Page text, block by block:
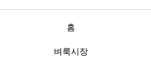
홈
벼룩시장